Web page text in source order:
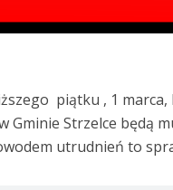
piątku , 1
Gminie Strzelce będą
utrudnień to